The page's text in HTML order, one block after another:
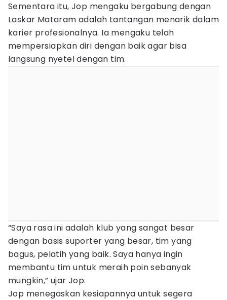
Sementara itu, Jop mengaku bergabung dengan
Laskar Mataram adalah tantangan menarik dalam
karier profesionalnya. Ia mengaku telah
mempersiapkan diri dengan baik agar bisa
langsung nyetel dengan tim.
“Saya rasa ini adalah klub yang sangat besar
dengan basis suporter yang besar, tim yang
bagus, pelatih yang baik. Saya hanya ingin
membantu tim untuk meraih poin sebanyak
mungkin,” ujar Jop.
Jop menegaskan kesiapannya untuk segera